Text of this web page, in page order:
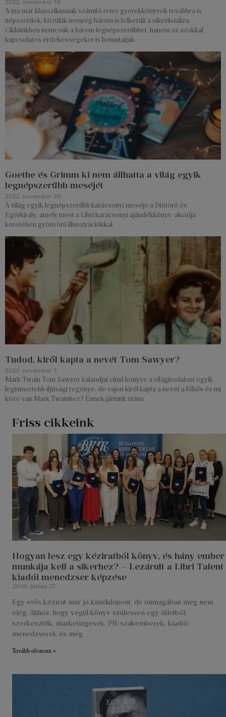
2022. december 14.
A ma már klasszikusnak számító retro gyerekkönyvek továbbra is
népszerűek, közülük nemrég három is felkerült a sikerlistákra.
Cikkünkben nemcsak a három legnépszerűbbet, hanem az azokkal
kapcsolatos érdekességeket is bemutatjuk.
Goethe és Grimm ki nem állhatta a világ egyik
legnépszerűbb meséjét
2022. november 28.
A világ egyik legnépszerűbb karácsonyi meséje a Diótörő és
Egérkirály, amely most a Libri karácsonyi ajándékkönyv-akciója
keretében gyönyörű illusztrációkkal.
Tudod, kiről kapta a nevét Tom Sawyer?
2022. november 7.
Mark Twain Tom Sawyer kalandjai című könyve a világirodalom egyik
legismertebb ifjúsági regénye, de vajon kiről kapta a nevét a főhős és mi
köze van Mark Twainhez? Ennek jártunk utána.
Friss cikkeink
Hogyan lesz egy kéziratból könyv, és hány ember
munkája kell a sikerhez? – Lezárult a Libri Talent
kiadói menedzser képzése
2026. július 27.
Egy erős kézirat már jó kiindulópont, de önmagában még nem
elég. Ahhoz, hogy végül könyv szülessen egy ötletből,
szerkesztők, marketingesek, PR-szakemberek, kiadói
menedzserek és még
Tovább olvasom »